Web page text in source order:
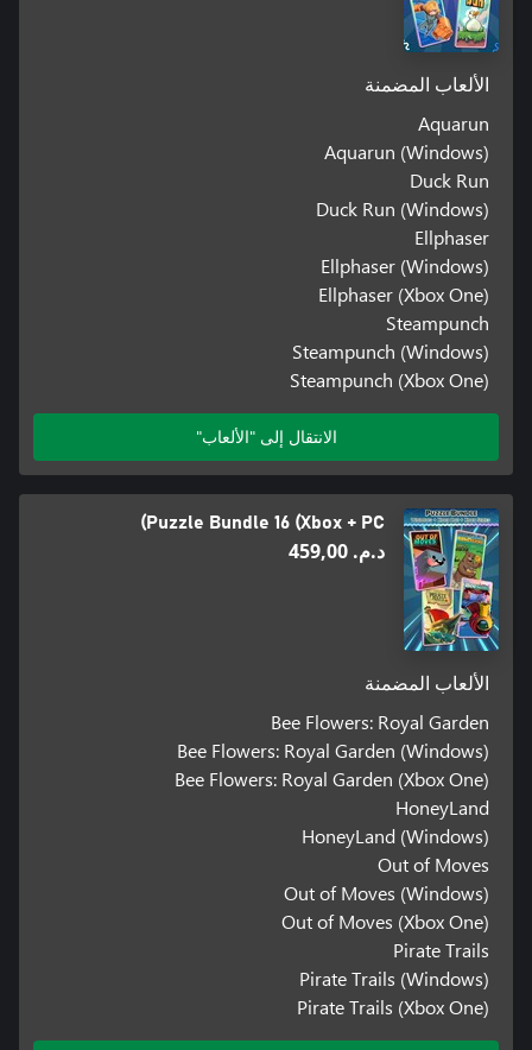
الألعاب المضمنة
Aquarun
Aquarun (Windows)
Duck Run
Duck Run (Windows)
Ellphaser
Ellphaser (Windows)
Ellphaser (Xbox One)
Steampunch
Steampunch (Windows)
Steampunch (Xbox One)
الانتقال إلى "الألعاب"
Puzzle Bundle 16 (Xbox + PC)
د.م.‏ 459,00
الألعاب المضمنة
Bee Flowers: Royal Garden
Bee Flowers: Royal Garden (Windows)
Bee Flowers: Royal Garden (Xbox One)
HoneyLand
HoneyLand (Windows)
Out of Moves
Out of Moves (Windows)
Out of Moves (Xbox One)
Pirate Trails
Pirate Trails (Windows)
Pirate Trails (Xbox One)